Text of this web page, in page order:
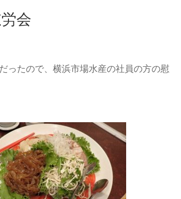
会
ったので、横浜市場水産の社員の方の慰